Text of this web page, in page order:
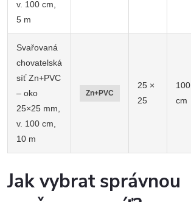
v. 100 cm,
5 m
Svařovaná
chovatelská
síť Zn+PVC
– oko
25×25 mm,
v. 100 cm,
10 m
Zn+PVC
25 ×
25
100
cm
Jak vybrat správnou